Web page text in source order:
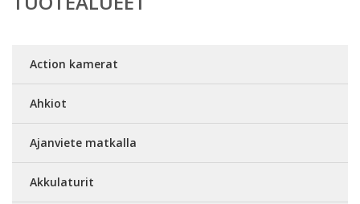
Action kamerat
Ahkiot
Ajanviete matkalla
Akkulaturit